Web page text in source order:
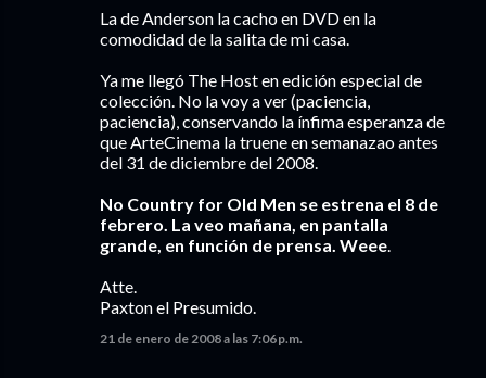
La de Anderson la cacho en DVD en la
comodidad de la salita de mi casa.
Ya me llegó The Host en edición especial de
colección. No la voy a ver (paciencia,
paciencia), conservando la ínfima esperanza de
que ArteCinema la truene en semanazao antes
del 31 de diciembre del 2008.
No Country for Old Men se estrena el 8 de
febrero. La veo mañana, en pantalla
grande, en función de prensa. Weee.
Atte.
Paxton el Presumido.
21 de enero de 2008 a las 7:06 p.m.